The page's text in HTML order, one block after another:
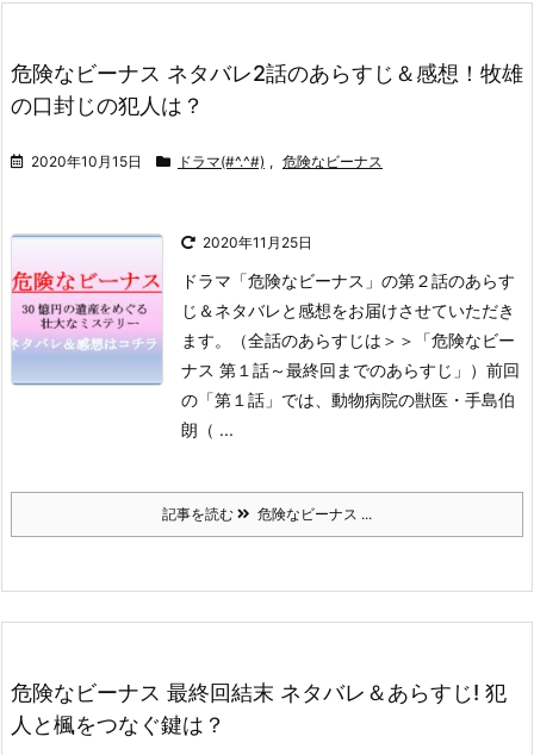
危険なビーナス ネタバレ2話のあらすじ＆感想！牧雄
の口封じの犯人は？
2020年10月15日 ドラマ(#^.^#) , 危険なビーナス
2020年11月25日
ドラマ「危険なビーナス」の第２話のあらす
じ＆ネタバレと感想をお届けさせていただき
ます。
（全話のあらすじは＞＞「危険なビー
ナス 第１話～最終回までのあらすじ」） 前回
の「第１話」では、動物病院の獣医・手島伯
朗（ ...
記事を読む 危険なビーナス ...
危険なビーナス 最終回結末 ネタバレ＆あらすじ! 犯
人と楓をつなぐ鍵は？